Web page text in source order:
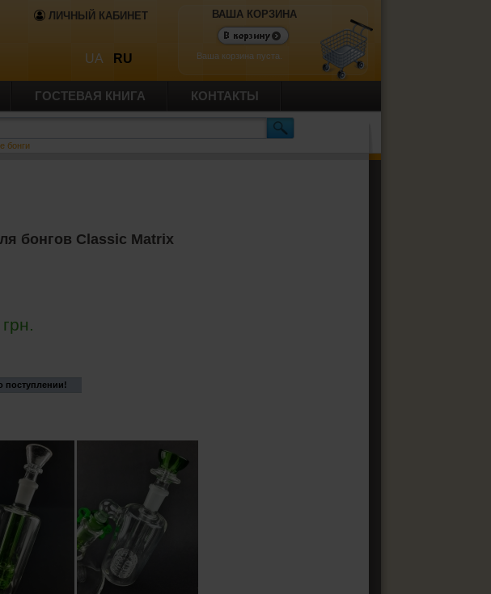
ЛИЧНЫЙ КАБИНЕТ
UA RU
ВАША КОРЗИНА
Ваша корзина пуста.
ГОСТЕВАЯ КНИГА КОНТАКТЫ
бонги
бонгов Classic Matrix
грн.
поступлении!